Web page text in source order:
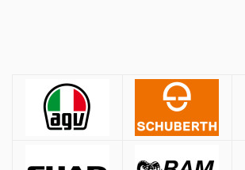
ΚΡΑΝΗ
Αποστολές
Όλες οι αποστολές πραγματοποιούνται μέσω